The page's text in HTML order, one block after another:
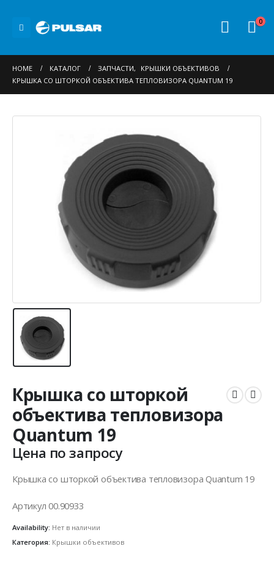
0
HOME КАТАЛОГ ЗАПЧАСТИ,
КРЫШКИ ОБЪЕКТИВОВ
КРЫШКА СО ШТОРКОЙ ОБЪЕКТИВА ТЕПЛОВИЗОРА QUANTUM 19
Крышка со шторкой
объектива тепловизора
Quantum 19
Цена по запросу
Крышка со шторкой объектива тепловизора Quantum 19
Артикул 00.90933
Availability: Нет в наличии
Категория: Крышки объективов